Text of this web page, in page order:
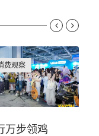
费观察
万步领鸡
 